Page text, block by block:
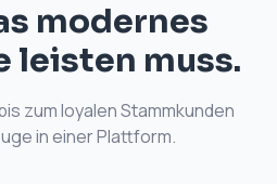
modernes
leisten muss.
zum loyalen Stammkunden
in einer Plattform.